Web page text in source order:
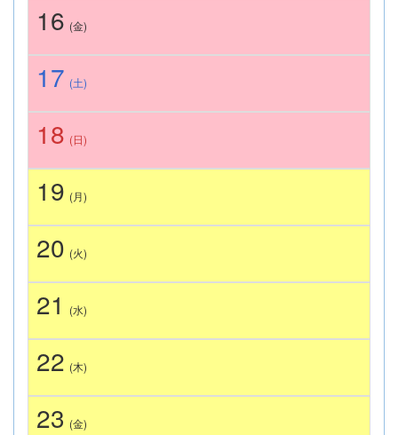
16 (金)
17 (土)
18 (日)
19 (月)
20 (火)
21 (水)
22 (木)
23 (金)